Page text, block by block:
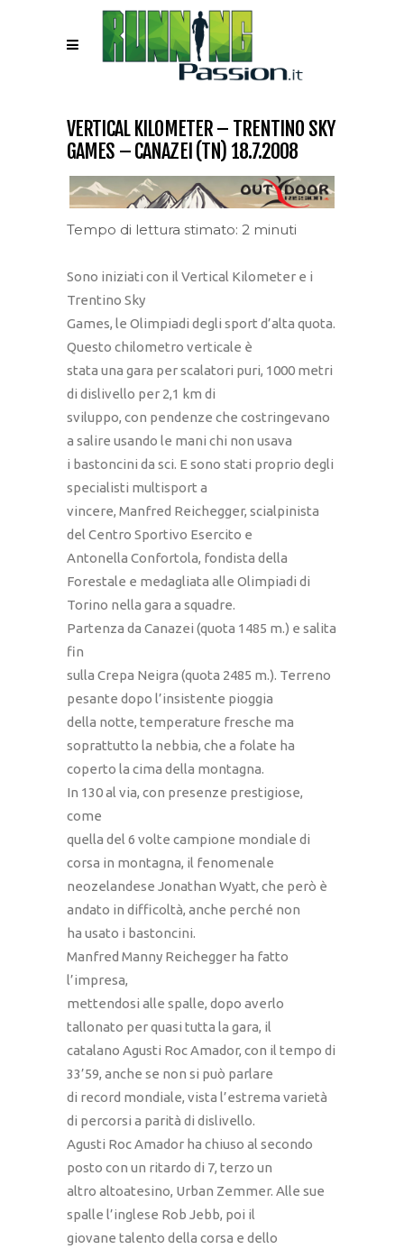
VERTICAL KILOMETER – TRENTINO SKY
GAMES – CANAZEI (TN) 18.7.2008
Tempo di lettura stimato: 2 minuti
Sono iniziati con il Vertical Kilometer e i
Trentino Sky
Games, le Olimpiadi degli sport d’alta quota.
Questo chilometro verticale è
stata una gara per scalatori puri, 1000 metri
di dislivello per 2,1 km di
sviluppo, con pendenze che costringevano
a salire usando le mani chi non usava
i bastoncini da sci. E sono stati proprio degli
specialisti multisport a
vincere, Manfred Reichegger, scialpinista
del Centro Sportivo Esercito e
Antonella Confortola, fondista della
Forestale e medagliata alle Olimpiadi di
Torino nella gara a squadre.
Partenza da Canazei (quota 1485 m.) e salita
fin
sulla Crepa Neigra (quota 2485 m.). Terreno
pesante dopo l’insistente pioggia
della notte, temperature fresche ma
soprattutto la nebbia, che a folate ha
coperto la cima della montagna.
In 130 al via, con presenze prestigiose,
come
quella del 6 volte campione mondiale di
corsa in montagna, il fenomenale
neozelandese Jonathan Wyatt, che però è
andato in difficoltà, anche perché non
ha usato i bastoncini.
Manfred Manny Reichegger ha fatto
l’impresa,
mettendosi alle spalle, dopo averlo
tallonato per quasi tutta la gara, il
catalano Agusti Roc Amador, con il tempo di
33’59, anche se non si può parlare
di record mondiale, vista l’estrema varietà
di percorsi a parità di dislivello.
Agusti Roc Amador ha chiuso al secondo
posto con un ritardo di 7, terzo un
altro altoatesino, Urban Zemmer. Alle sue
spalle l’inglese Rob Jebb, poi il
giovane talento della corsa e dello